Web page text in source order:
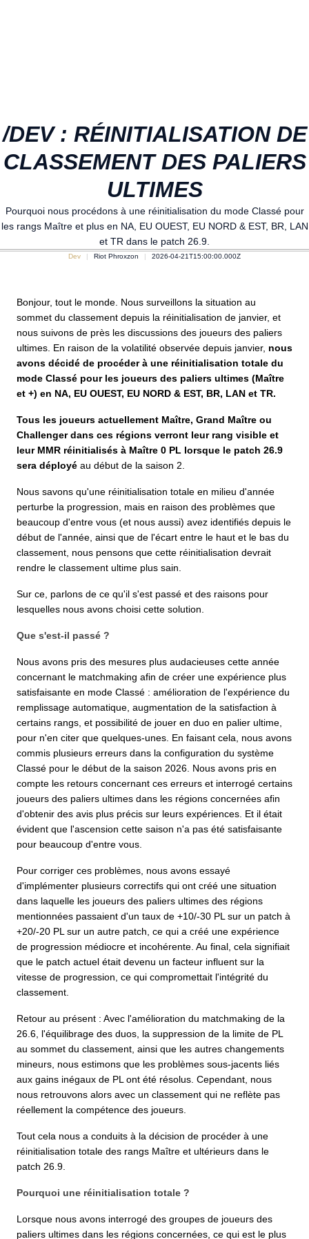
/DEV : RÉINITIALISATION DE
CLASSEMENT DES PALIERS
ULTIMES
Pourquoi nous procédons à une réinitialisation du mode Classé pour
les rangs Maître et plus en NA, EU OUEST, EU NORD & EST, BR, LAN
et TR dans le patch 26.9.
Dev Riot Phroxzon 2026-04-21T15:00:00.000Z
Bonjour, tout le monde. Nous surveillons la situation au
sommet du classement depuis la réinitialisation de janvier, et
nous suivons de près les discussions des joueurs des paliers
ultimes. En raison de la volatilité observée depuis janvier, nous
avons décidé de procéder à une réinitialisation totale du
mode Classé pour les joueurs des paliers ultimes (Maître
et +) en NA, EU OUEST, EU NORD & EST, BR, LAN et TR.
Tous les joueurs actuellement Maître, Grand Maître ou
Challenger dans ces régions verront leur rang visible et
leur MMR réinitialisés à Maître 0 PL lorsque le patch 26.9
sera déployé au début de la saison 2.
Nous savons qu'une réinitialisation totale en milieu d'année
perturbe la progression, mais en raison des problèmes que
beaucoup d'entre vous (et nous aussi) avez identifiés depuis le
début de l'année, ainsi que de l'écart entre le haut et le bas du
classement, nous pensons que cette réinitialisation devrait
rendre le classement ultime plus sain.
Sur ce, parlons de ce qu'il s'est passé et des raisons pour
lesquelles nous avons choisi cette solution.
Que s'est-il passé ?
Nous avons pris des mesures plus audacieuses cette année
concernant le matchmaking afin de créer une expérience plus
satisfaisante en mode Classé : amélioration de l'expérience du
remplissage automatique, augmentation de la satisfaction à
certains rangs, et possibilité de jouer en duo en palier ultime,
pour n'en citer que quelques-unes. En faisant cela, nous avons
commis plusieurs erreurs dans la configuration du système
Classé pour le début de la saison 2026. Nous avons pris en
compte les retours concernant ces erreurs et interrogé certains
joueurs des paliers ultimes dans les régions concernées afin
d'obtenir des avis plus précis sur leurs expériences. Et il était
évident que l'ascension cette saison n'a pas été satisfaisante
pour beaucoup d'entre vous.
Pour corriger ces problèmes, nous avons essayé
d'implémenter plusieurs correctifs qui ont créé une situation
dans laquelle les joueurs des paliers ultimes des régions
mentionnées passaient d'un taux de +10/-30 PL sur un patch à
+20/-20 PL sur un autre patch, ce qui a créé une expérience
de progression médiocre et incohérente. Au final, cela signifiait
que le patch actuel était devenu un facteur influent sur la
vitesse de progression, ce qui compromettait l'intégrité du
classement.
Retour au présent : Avec l'amélioration du matchmaking de la
26.6, l'équilibrage des duos, la suppression de la limite de PL
au sommet du classement, ainsi que les autres changements
mineurs, nous estimons que les problèmes sous-jacents liés
aux gains inégaux de PL ont été résolus. Cependant, nous
nous retrouvons alors avec un classement qui ne reflète pas
réellement la compétence des joueurs.
Tout cela nous a conduits à la décision de procéder à une
réinitialisation totale des rangs Maître et ultérieurs dans le
patch 26.9.
Pourquoi une réinitialisation totale ?
Lorsque nous avons interrogé des groupes de joueurs des
paliers ultimes dans les régions concernées, ce qui est le plus